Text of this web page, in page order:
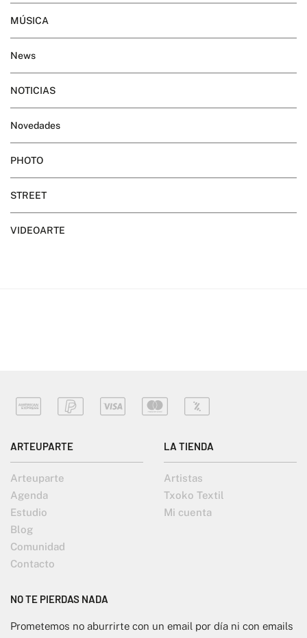
MÚSICA
News
NOTICIAS
Novedades
PHOTO
STREET
VIDEOARTE
ARTEUPARTE
Arteuparte
Agenda
Estudio
Blog
Comunidad
Contacto
LA TIENDA
Artistas
Txoko Textil
Mi cuenta
NO TE PIERDAS NADA
Prometemos no aburrirte con un email por día ni con emails